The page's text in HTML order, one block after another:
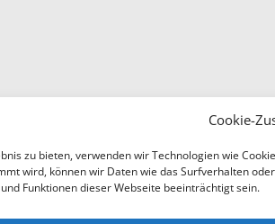
Cookie-
zu bieten, verwenden wir Technologien wie
wird, können wir Daten wie das Surfverhalten
Funktionen dieser Webseite beeinträchtigt sein.